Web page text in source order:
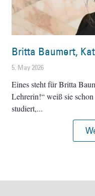
Britta Baumert,
5. May 2026
Eines steht für Britta
Lehrerin!“ weiß sie
studiert,